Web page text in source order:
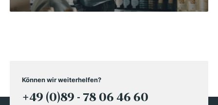
Können wir weiterhelfen?
+49 (0)89 - 78 06 46 60